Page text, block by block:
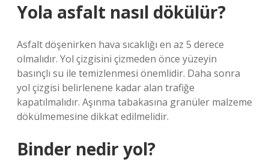
Yola asfalt nasıl dökülür?
Asfalt döşenirken hava sıcaklığı en az 5 derece
olmalıdır. Yol çizgisini çizmeden önce yüzeyin
basınçlı su ile temizlenmesi önemlidir. Daha sonra
yol çizgisi belirlenene kadar alan trafiğe
kapatılmalıdır. Aşınma tabakasına granüler malzeme
dökülmemesine dikkat edilmelidir.
Binder nedir yol?